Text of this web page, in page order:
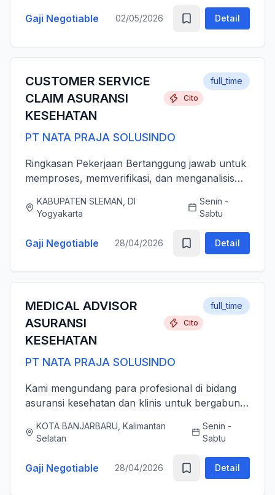
Gaji Negotiable 02/05/2026 Detail
CUSTOMER SERVICE
CLAIM ASURANSI
KESEHATAN
Cito
PT NATA PRAJA SOLUSINDO
full_time
Ringkasan Pekerjaan Bertanggung jawab untuk
memproses, memverifikasi, dan menganalisis
dan rawat jalan) secara akurat, tepat waktu,
serta sesuai dengan ...
KABUPATEN SLEMAN, DI
Yogyakarta
Senin -
Sabtu
Gaji Negotiable 28/04/2026 Detail
MEDICAL ADVISOR
ASURANSI
KESEHATAN
Cito
PT NATA PRAJA SOLUSINDO
full_time
Kami mengundang para profesional di bidang
asuransi kesehatan dan klinis untuk bergabung
(Senior Officer) untuk memperkuat layanan
KOTA BANJARBARU, Kalimantan
Selatan
Senin -
Sabtu
Gaji Negotiable 28/04/2026 Detail